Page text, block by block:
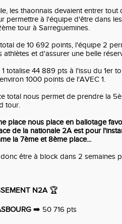
les thaonnais devaient entrer tout
permettre à l'équipe d'être dans
tour à Sarreguemines.
de 10 692 points, l'équipe 2
athlètes et d'assurer une belle
1 totalise 44 889 pts à l'issu du 1er
1000 points de l'AVEC 1.
total nous permet de prendre la
tour.
place nous place en ballotage
de la nationale 2A est pour
la 7ème et 8ème place...
être à block dans 2 semaines
N2A🏆
➡️ 50 716 pts